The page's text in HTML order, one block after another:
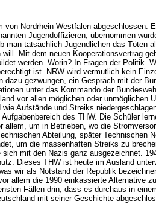
Nordrhein-Westfalen
Jugendoffizieren, übernommen
tatsächlich Jugendlichen das
Mit dem neuen Kooperationsvertrag
werden. Worin? In Fragen der
ist. NRW wird vermutlich kein
gezwungen, ein Gespräch mit der
unter das Kommando der
vor allen möglichen oder
Aufstände und Streiks
des THW. Die Schüler
um in Betrieben, wo die
Abteilung, später Technischen
um die massenhaften Streiks zu
mit den Nazis ganz ausgezeichnet.
Dieses THW ist heute im Ausland
wir als Notstand der Republik
allem die 1990 einkassierte
Fällen drin, dass es durchaus in
mit seiner Geschichte